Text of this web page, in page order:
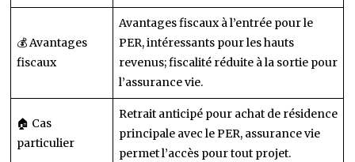
💰 Avantages
fiscaux
Avantages fiscaux à l’entrée pour le
PER, intéressants pour les hauts
revenus; fiscalité réduite à la sortie pour
l’assurance vie.
🏠 Cas
particulier
Retrait anticipé pour achat de résidence
principale avec le PER, assurance vie
permet l’accès pour tout projet.